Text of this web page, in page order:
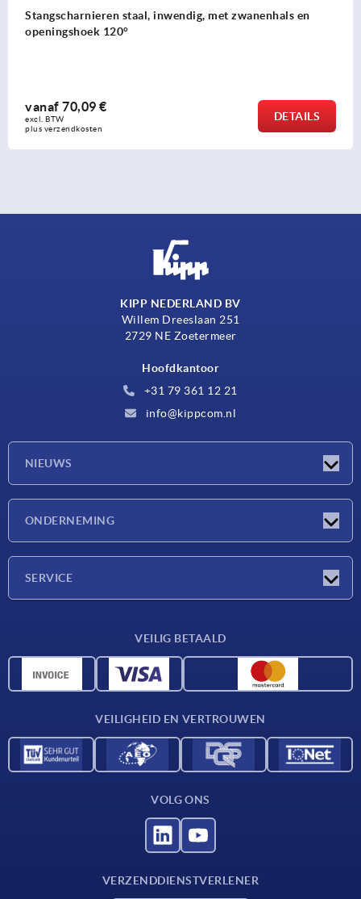
Verborgen scharnieren zinkspuitgietwerk, staal of
roestvrij staal, afgeschuinde rand 23 mm
vanaf
plus verzendkosten
KIPP NEDERLAND BV
Willem Dreeslaan 251
2729 NE Zoetermeer
Hoofdkantoor
+31 79 361 12 21
info@kippcom.nl
NIEUWS
ONDERNEMING
SERVICE
CAD-gegevens
VEILIG BETAALD
VEILIGHEID EN VERTROUWEN
VOLG ONS
VERZENDDIENSTVERLENER